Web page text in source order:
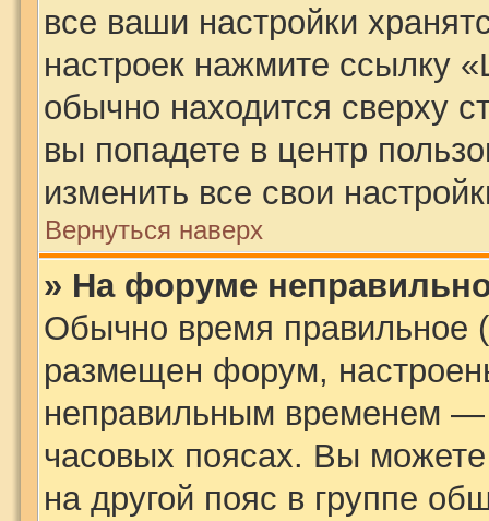
все ваши настройки
настроек нажмите ссылку
обычно находится сверху
вы попадете в центр
изменить все свои
Вернуться наверх
» На форуме
Обычно время правильное
размещен форум,
неправильным временем —
часовых поясах. Вы
на другой пояс в группе